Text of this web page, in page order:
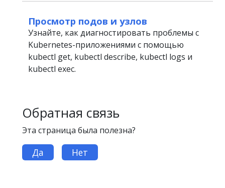
Просмотр подов и узлов
Узнайте, как диагностировать проблемы с
Kubernetes-приложениями с помощью
kubectl get, kubectl describe, kubectl logs и
kubectl exec.
Обратная связь
Эта страница была полезна?
Да Нет